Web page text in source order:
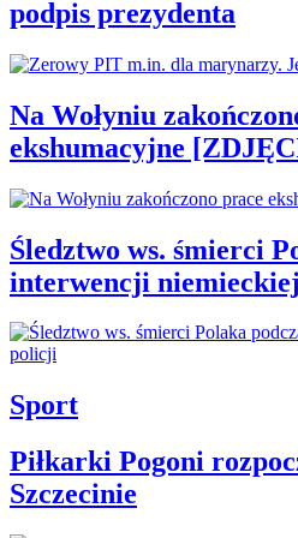
podpis prezydenta
Na Wołyniu
ekshumacyjne
Śledztwo ws. śmierci
interwencji
Sport
Piłkarki Pogoni
Szczecinie